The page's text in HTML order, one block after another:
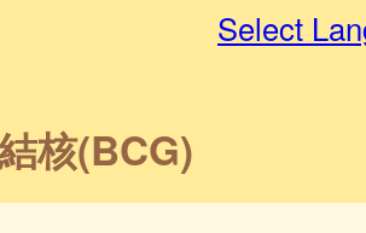
Select
核(BCG)